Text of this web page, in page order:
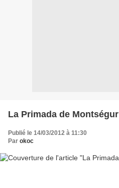
La Primada de Montségur
Publié le 14/03/2012 à 11:30
Par okoc